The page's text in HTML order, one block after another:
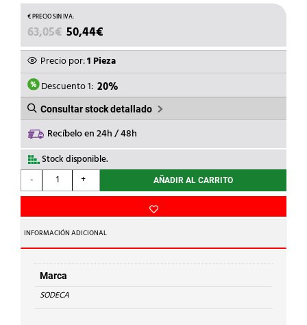
63,05€ EL
PRECIO
ORIGINAL
ERA:
63,05€.
50,44€
PRECIO
ACTUAL
ES:
50,44€.
Precio por:1 Pieza
Descuento 1: 20%
Consultar stock detallado
Recíbelo en 24h / 48h
Stock disponible.
-
SODECA
-
BAÑO
EXTRAPL.EDM-
F100
cantidad
+ AÑADIR AL CARRITO
INFORMACIÓN ADICIONAL
Marca
SODECA